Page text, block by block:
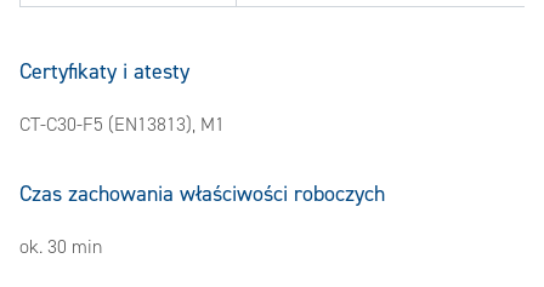
Certyfikaty i atesty
CT-C30-F5 (EN13813), M1
Czas zachowania właściwości roboczych
ok. 30 min